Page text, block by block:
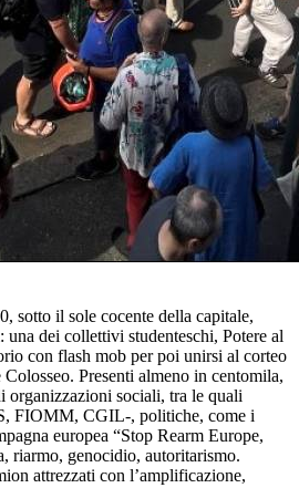
sotto il sole cocente della capitale,
una dei collettivi studenteschi, Potere al
con flash mob per poi unirsi al corteo
Presenti almeno in centomila,
organizzazioni sociali, tra le quali
FIOMM, CGIL-, politiche, come i
europea “Stop Rearm Europe,
riarmo, genocidio, autoritarismo.
attrezzati con l’amplificazione,